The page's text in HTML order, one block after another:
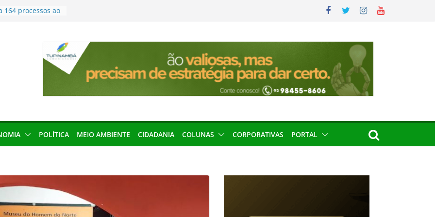
164 processos ao
por
pública
condenação e ex-
devolverá quase
para
e contábil do
POLÍTICA MEIO AMBIENTE CIDADANIA COLUNAS CORPORATIVAS PORTAL